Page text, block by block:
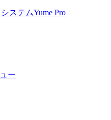
ステムYume Pro
ー